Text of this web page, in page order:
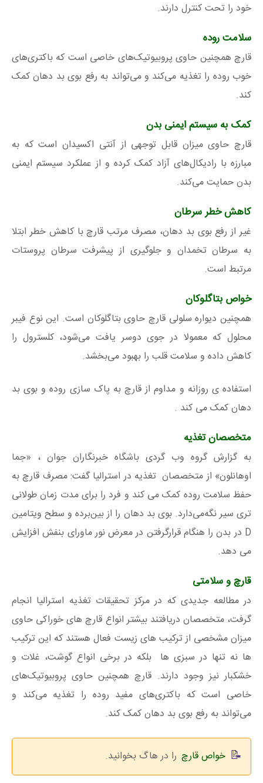
خود را تحت کنترل دارند.
سلامت روده
قارچ همچنین حاوی پروبیوتیک‌های خاصی است که باکتری‌های
خوب روده را تغذیه می‌کند و می‌تواند به رفع بوی بد دهان کمک
کند.
کمک به سیستم ایمنی بدن
قارچ حاوی میزان قابل توجهی از آنتی اکسیدان است که به
مبارزه با رادیکال‌های آزاد کمک کرده و از عملکرد سیستم ایمنی
بدن حمایت می‌کند.
کاهش خطر سرطان
غیر از رفع بوی بد دهان، مصرف مرتب قارچ با کاهش خطر ابتلا
به سرطان تخمدان و جلوگیری از پیشرفت سرطان پروستات
مرتبط است.
خواص بتاگلوکان
همچنین دیواره سلولی قارچ حاوی بتاگلوکان است. این نوع فیبر
محلول که معمولا در جوی دوسر یافت می‌شود، کلسترول را
کاهش داده و سلامت قلب را بهبود می‌بخشد.
استفاده ی روزانه و مداوم از قارچ به پاک سازی روده و بوی بد
دهان کمک می کند .
متخصصان تغذیه
به گزارش گروه وب گردی باشگاه خبرنگاران جوان ، «جما
اوهانلون» از متخصصان تغذیه در استرالیا گفت: مصرف قارچ به
حفظ سلامت روده کمک می کند و فرد را برای مدت زمان طولانی
تری سیر نگه‌می‌دارد. بوی بد دهان را از بین‌برده و سطح ویتامین
D در بدن را هنگام قرارگرفتن در معرض نور ماورای بنفش افزایش
می‌ دهد.
قارچ و سلامتی
در مطالعه جدیدی که در مرکز تحقیقات تغذیه استرالیا انجام
گرفت، متخصصان دریافتند بیشتر انواع قارچ‌ های خوراکی حاوی
میزان مشخصی از ترکیب ‌های زیست‌ فعال هستند که این ترکیب
ها نه تنها در سبزی ها بلکه در برخی انواع گوشت، غلات و
خشکبار نیز وجود دارند. قارچ همچنین حاوی پروبیوتیک‌های
خاصی است که باکتری‌های مفید روده را تغذیه می‌کند و
می‌تواند به رفع بوی بد دهان کمک کند.
خواص قارچ را در هاگ بخوانید.